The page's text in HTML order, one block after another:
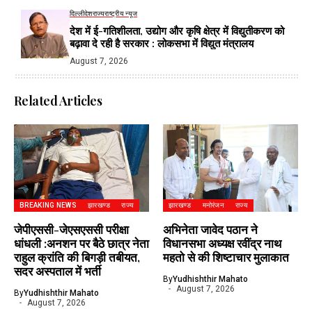
दिल्लीदेशराज्यराष्ट्रीय न्यूज
देश में ई-गतिशीलता, उद्योग और कृषि क्षेत्र में विद्युतीकरण को
बढ़ावा दे रही है सरकार : लोकसभा में विद्युत मंत्रालय
August 7, 2026
Related Articles
BREAKING NEWS झारखण्ड राज्य
जेपीएससी-जेएसएससी परीक्षा
धांधली :अनशन पर बैठे छात्र नेता
राहुल क्रांति की बिगड़ी तबीयत,
सदर अस्पताल में भर्ती
ByYudhishthir Mahato
August 7, 2026
झारखण्ड मनोरंजन राज्य
अभिनेता जावेद पठान ने
विधानसभा अध्यक्ष रवींद्र नाथ
महतो से की शिष्टाचार मुलाकात
ByYudhishthir Mahato
August 7, 2026